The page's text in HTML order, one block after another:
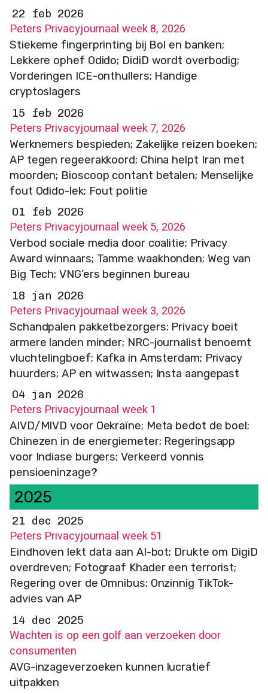
22 feb 2026
Peters Privacyjournaal week 8, 2026
Stiekeme fingerprinting bij Bol en banken;
Lekkere ophef Odido; DidiD wordt overbodig;
Vorderingen ICE-onthullers; Handige
cryptoslagers
15 feb 2026
Peters Privacyjournaal week 7, 2026
Werknemers bespieden; Zakelijke reizen boeken;
AP tegen regeerakkoord; China helpt Iran met
moorden; Bioscoop contant betalen; Menselijke
fout Odido-lek; Fout politie
01 feb 2026
Peters Privacyjournaal week 5, 2026
Verbod sociale media door coalitie; Privacy
Award winnaars; Tamme waakhonden; Weg van
Big Tech; VNG’ers beginnen bureau
18 jan 2026
Peters Privacyjournaal week 3, 2026
Schandpalen pakketbezorgers; Privacy boeit
armere landen minder; NRC-journalist benoemt
vluchtelingboef; Kafka in Amsterdam; Privacy
huurders; AP en witwassen; Insta aangepast
04 jan 2026
Peters Privacyjournaal week 1
AIVD/MIVD voor Oekraïne; Meta bedot de boel;
Chinezen in de energiemeter; Regeringsapp
voor Indiase burgers; Verkeerd vonnis
pensioeninzage?
2025
21 dec 2025
Peters Privacyjournaal week 51
Eindhoven lekt data aan AI-bot; Drukte om DigiD
overdreven; Fotograaf Khader een terrorist;
Regering over de Omnibus; Onzinnig TikTok-
advies van AP
14 dec 2025
Wachten is op een golf aan verzoeken door
consumenten
AVG-inzageverzoeken kunnen lucratief
uitpakken